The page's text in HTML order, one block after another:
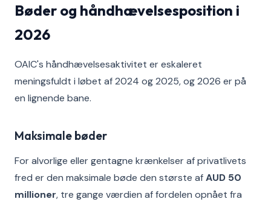
Bøder og håndhævelsesposition i
2026
OAIC's håndhævelsesaktivitet er eskaleret
meningsfuldt i løbet af 2024 og 2025, og 2026 er på
en lignende bane.
Maksimale bøder
For alvorlige eller gentagne krænkelser af privatlivets
fred er den maksimale bøde den største afAUD 50
millioner, tre gange værdien af fordelen opnået fra